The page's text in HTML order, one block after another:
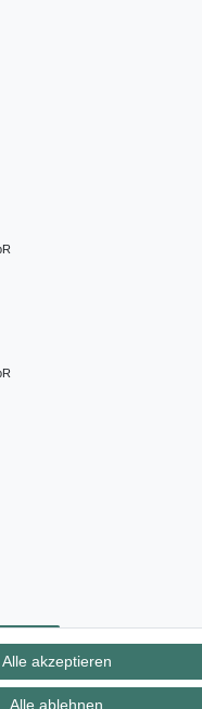
Kontakt
Alle akzeptieren
Alle ablehnen